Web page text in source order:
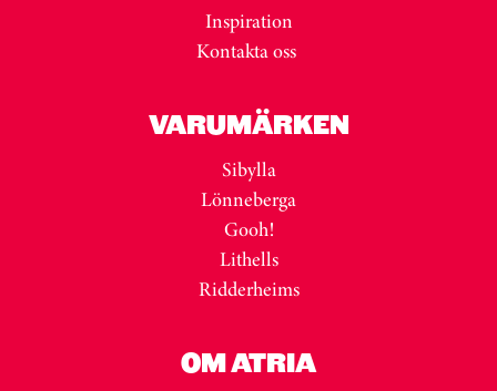
Inspiration
Kontakta oss
VARUMÄRKEN
Sibylla
Lönneberga
Gooh!
Lithells
Ridderheims
OM ATRIA